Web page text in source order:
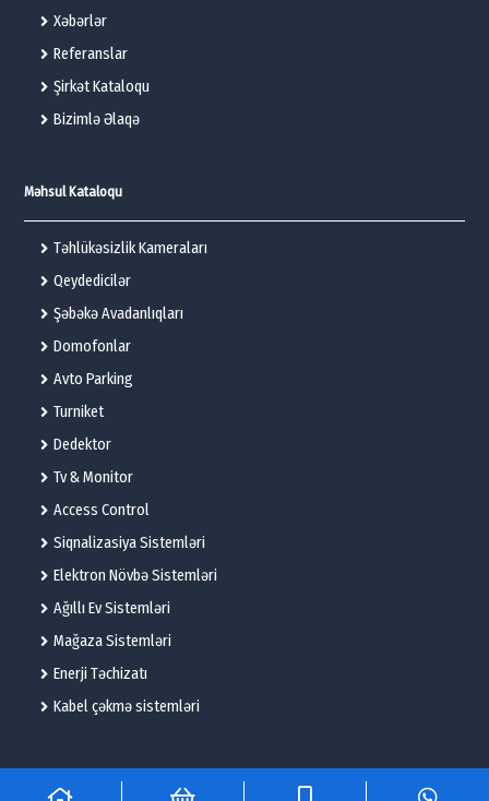
Xəbərlər
Referanslar
Şirkət Kataloqu
Bizimlə Əlaqə
Məhsul Kataloqu
Təhlükəsizlik Kameraları
Qeydedicilər
Şəbəkə Avadanlıqları
Domofonlar
Avto Parking
Turniket
Dedektor
Tv & Monitor
Access Control
Siqnalizasiya Sistemləri
Elektron Növbə Sistemləri
Ağıllı Ev Sistemləri
Mağaza Sistemləri
Enerji Təchizatı
Kabel çəkmə sistemləri
© 2025 – Flame Technologies